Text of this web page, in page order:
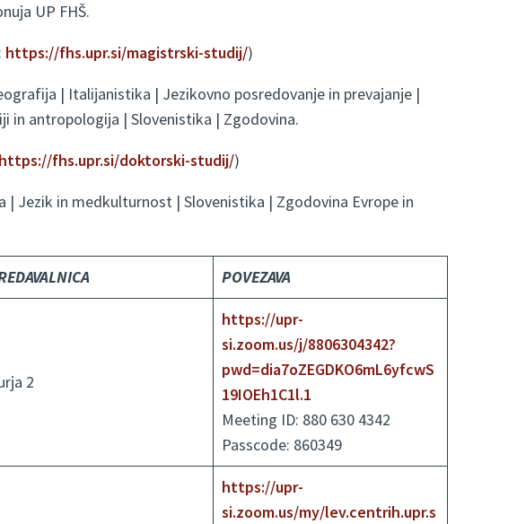
UP FHŠ.
https://fhs.upr.si/magistrski-studij/)
| Italijanistika | Jezikovno posredovanje in prevajanje |
in antropologija | Slovenistika | Zgodovina.
https://fhs.upr.si/doktorski-studij/)
Jezik in medkulturnost | Slovenistika | Zgodovina Evrope in
POVEZAVA
2
https://upr-
si.zoom.us/j/8806304342?
pwd=dia7oZEGDKO6mL6yfcwS
19IOEh1C1l.1
Meeting ID: 880 630 4342
Passcode: 860349
https://upr-
si.zoom.us/my/lev.centrih.upr.s